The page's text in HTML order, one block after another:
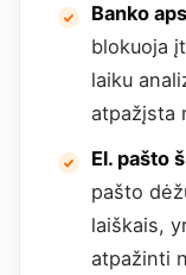
Banko
blokuoja
laiku
atpažįsta
El. pašto
pašto
laiškais,
atpažinti